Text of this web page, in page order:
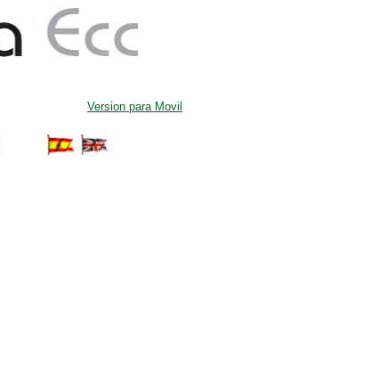
Version para Movil